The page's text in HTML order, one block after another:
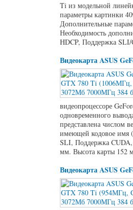
Ti из модельной
параметры картинки
Дополнительные
Необходимость
HDCP, Поддержка
Видеокарта ASUS
видеопроцессоре
одновременного
представлена числом
имеющей кодовое имя
SLI, Поддержка
мм. Высота карты 152
Видеокарта ASUS